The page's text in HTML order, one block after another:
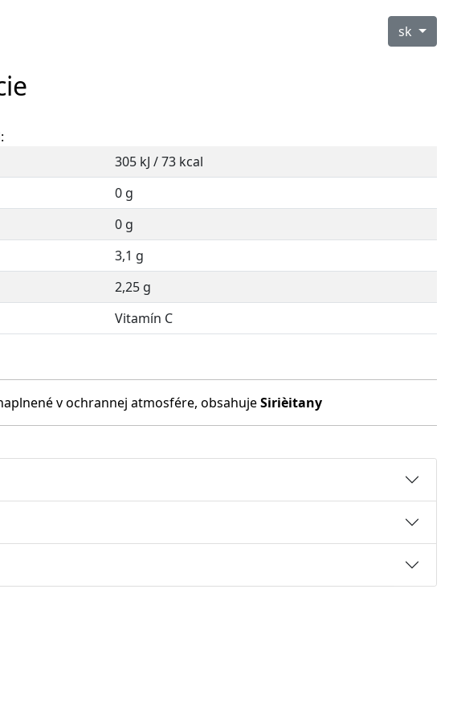
sk
305 kJ / 73 kcal
0 g
0 g
3,1 g
2,25 g
Vitamín C
v ochrannej atmosfére, obsahujeSirièitany